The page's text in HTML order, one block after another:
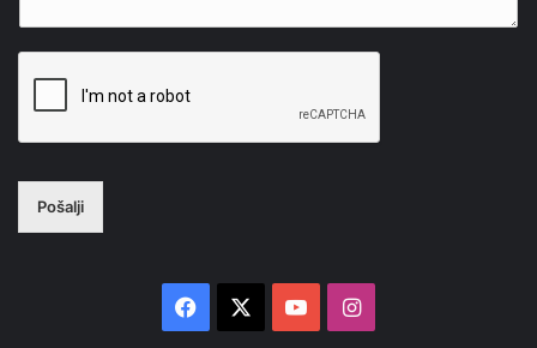
Pošalji
Facebook YouTubeInstagram